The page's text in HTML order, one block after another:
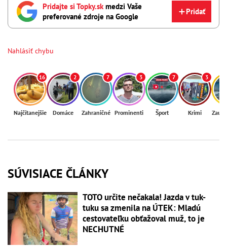
Pridajte si Topky.sk medzi Vaše
preferované zdroje na Google
Pridať
Nahlásiť chybu
16
Najčítanejšie
2
Domáce
7
Zahraničné
3
Prominenti
7
Šport
3
Krimi
SÚVISIACE ČLÁNKY
TOTO určite nečakala! Jazda v tuk-
tuku sa zmenila na ÚTEK: Mladú
cestovateľku obťažoval muž, to je
NECHUTNÉ